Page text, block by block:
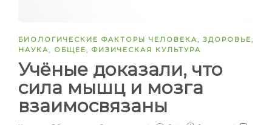
БИОЛОГИЧЕСКИЕ ФАКТОРЫ ЧЕЛОВЕКА, ЗДОРОВЬЕ,
НАУКА, ОБЩЕЕ, ФИЗИЧЕСКАЯ КУЛЬТУРА
Учёные доказали, что
сила мышц и мозга
взаимосвязаны